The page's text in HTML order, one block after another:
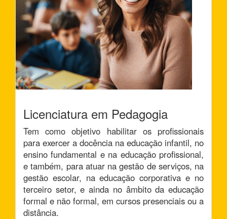
Licenciatura em Pedagogia
Tem como objetivo habilitar os profissionais
para exercer a docência na educação infantil, no
ensino fundamental e na educação profissional,
e também, para atuar na gestão de serviços, na
gestão escolar, na educação corporativa e no
terceiro setor, e ainda no âmbito da educação
formal e não formal, em cursos presenciais ou a
distância.